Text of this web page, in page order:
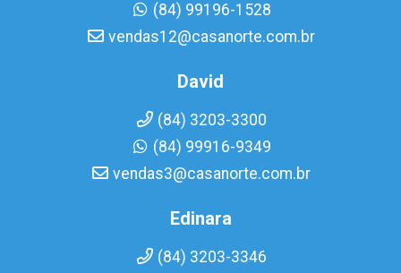
(84) 99196-1528
vendas12@casanorte.com.br
David
(84) 3203-3300
(84) 99916-9349
vendas3@casanorte.com.br
Edinara
(84) 3203-3346